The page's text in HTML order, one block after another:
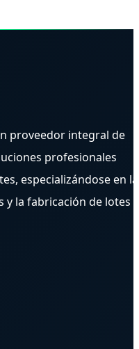
proveedor integral de
profesionales
especializándose en la
la fabricación de lotes